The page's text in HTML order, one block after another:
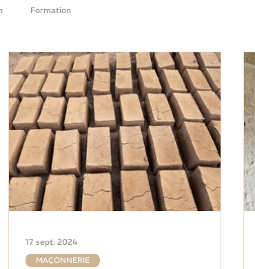
Formation
MAÇONNERIE
17 sept. 2024